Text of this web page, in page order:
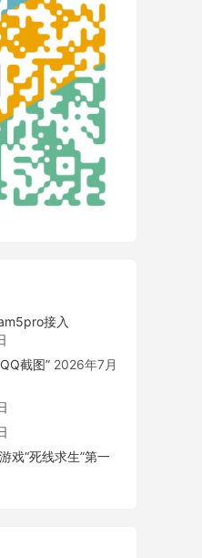
接入
截图” 2026年7月
戏“死线求生”第一